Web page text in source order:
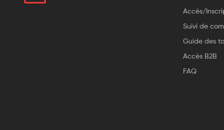
Accès/
Suivi de
Guide des
Accès B2B
FAQ